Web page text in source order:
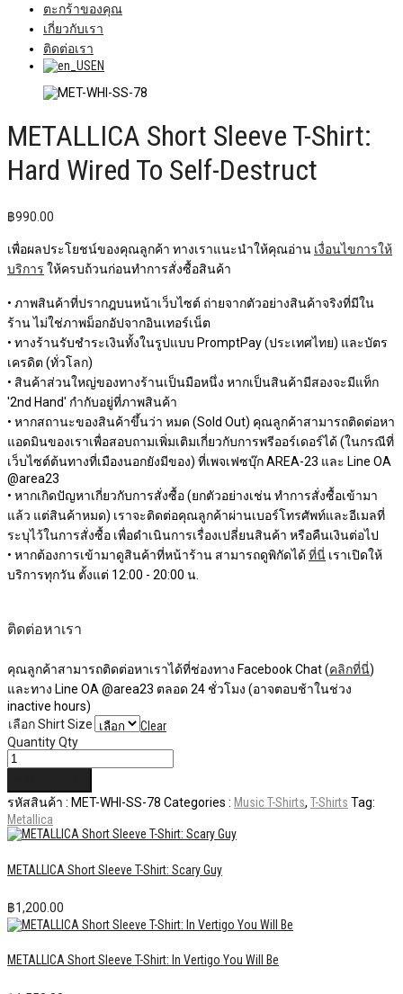
ตะกร้าของคุณ
เกี่ยวกับเรา
ติดต่อเรา
EN
METALLICA Short Sleeve T-Shirt:
Hard Wired To Self-Destruct
฿990.00
เพื่อผลประโยชน์ของคุณลูกค้า ทางเราแนะนำให้คุณอ่าน เงื่อนไขการให้
บริการ ให้ครบถ้วนก่อนทำการสั่งซื้อสินค้า
• ภาพสินค้าที่ปรากฎบนหน้าเว็บไซต์ ถ่ายจากตัวอย่างสินค้าจริงที่มีใน
ร้าน ไม่ใช่ภาพม็อกอัปจากอินเทอร์เน็ต
• ทางร้านรับชำระเงินทั้งในรูปแบบ PromptPay (ประเทศไทย) และบัตร
เครดิต (ทั่วโลก)
• สินค้าส่วนใหญ่ของทางร้านเป็นมือหนึ่ง หากเป็นสินค้ามีสองจะมีแท็ก
'2nd Hand' กำกับอยู่ที่ภาพสินค้า
• หากสถานะของสินค้าขึ้นว่า หมด (Sold Out) คุณลูกค้าสามารถติดต่อหา
แอดมินของเราเพื่อสอบถามเพิ่มเติมเกี่ยวกับการพรีออร์เดอร์ได้ (ในกรณีที่
เว็บไซต์ต้นทางที่เมืองนอกยังมีของ) ที่เพจเฟซบุ๊ก AREA-23 และ Line OA
@area23
• หากเกิดปัญหาเกี่ยวกับการสั่งซื้อ (ยกตัวอย่างเช่น ทำการสั่งซื้อเข้ามา
แล้ว แต่สินค้าหมด) เราจะติดต่อคุณลูกค้าผ่านเบอร์โทรศัพท์และอีเมลที่
ระบุไว้ในการสั่งซื้อ เพื่อดำเนินการเรื่องเปลี่ยนสินค้า หรือคืนเงินต่อไป
• หากต้องการเข้ามาดูสินค้าที่หน้าร้าน สามารถดูพิกัดได้ ที่นี่ เราเปิดให้
บริการทุกวัน ตั้งแต่ 12:00 - 20:00 น.
ติดต่อหาเรา
คุณลูกค้าสามารถติดต่อหาเราได้ที่ช่องทาง Facebook Chat (คลิกที่นี่)
และทาง Line OA @area23 ตลอด 24 ชั่วโมง (อาจตอบช้าในช่วง
inactive hours)
เลือก Shirt Size
Clear
QuantityQty
รหัสสินค้า : MET-WHI-SS-78 Categories : Music T-Shirts, T-Shirts Tag:
Metallica
METALLICA Short Sleeve T-Shirt: Scary Guy
฿1,200.00
METALLICA Short Sleeve T-Shirt: In Vertigo You Will Be